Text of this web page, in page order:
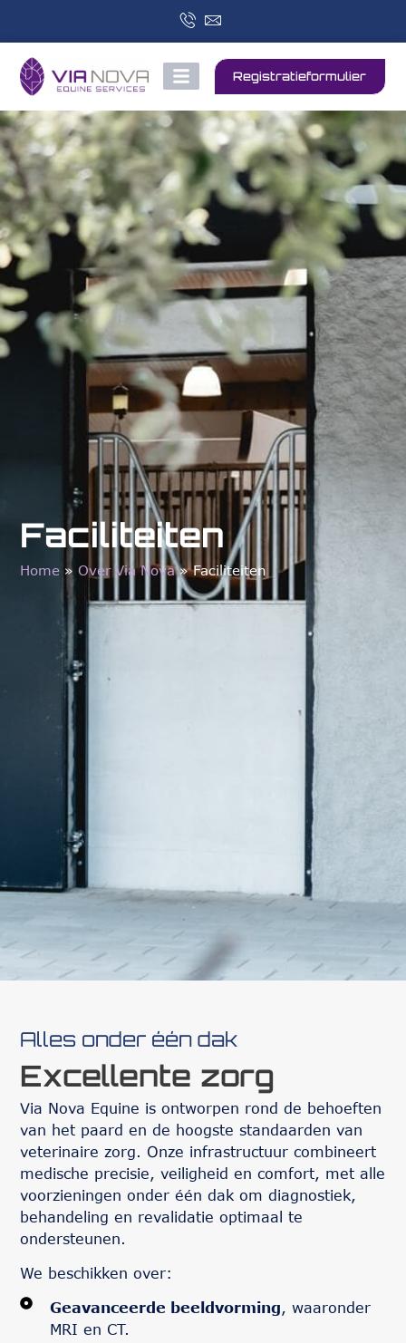
Registratieformulier
Faciliteiten
Home »Over Via Nova»Faciliteiten
Alles onder één dak
Excellente zorg
Via Nova Equine is ontworpen rond de behoeften
van het paard en de hoogste standaarden van
veterinaire zorg. Onze infrastructuur combineert
medische precisie, veiligheid en comfort, met alle
voorzieningen onder één dak om diagnostiek,
behandeling en revalidatie optimaal te
ondersteunen.
We beschikken over:
Geavanceerde beeldvorming, waaronder
MRI en CT.